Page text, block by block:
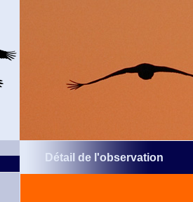
Détail de l'observation